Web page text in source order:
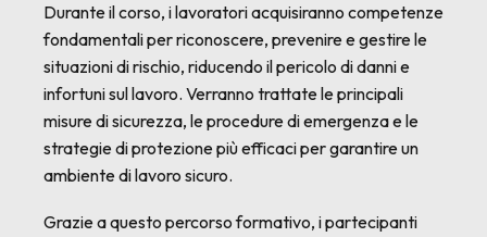
Durante il corso, i lavoratori acquisiranno competenze
fondamentali per riconoscere, prevenire e gestire le
situazioni di rischio, riducendo il pericolo di danni e
infortuni sul lavoro. Verranno trattate le principali
misure di sicurezza, le procedure di emergenza e le
strategie di protezione più efficaci per garantire un
ambiente di lavoro sicuro.
Grazie a questo percorso formativo, i partecipanti